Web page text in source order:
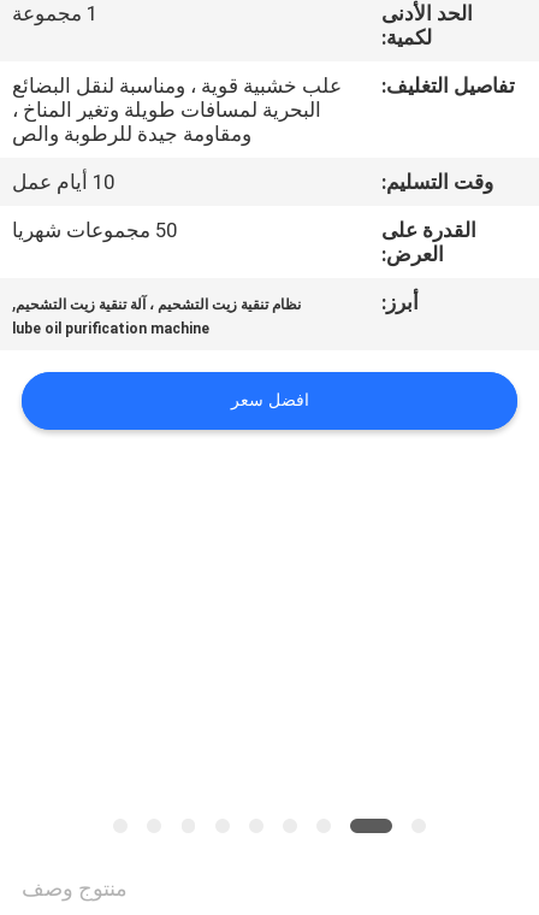
اتصل
اطلب
الحد الأدنى
لكمية:
1 مجموعة
تفاصيل التغليف:
علب خشبية قوية ، ومناسبة لنقل البضائع
البحرية لمسافات طويلة وتغير المناخ ،
ومقاومة جيدة للرطوبة والص
وقت التسليم:
10 أيام عمل
القدرة على
العرض:
50 مجموعات شهريا
أبرز: نظام تنقية زيت التشحيم ، آلة تنقية زيت التشحيم,
lube oil purification machine
افضل سعر
منتوج وصف